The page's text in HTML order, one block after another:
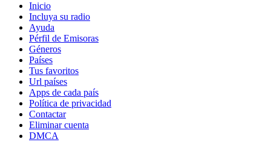
Inicio
Incluya su radio
Ayuda
Pérfil de Emisoras
Géneros
Países
Tus favoritos
Url países
Apps de cada país
Política de privacidad
Contactar
Eliminar cuenta
DMCA